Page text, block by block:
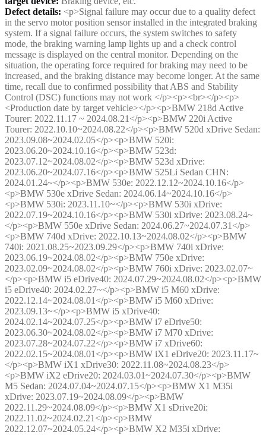
Defect details: <p>Signal failure may occur due to a quality defect
in the servo motor position sensor installed in the integrated braking
system. If a signal failure occurs, the system switches to safety
mode, the braking warning lamp lights up and a check control
message is displayed on the central monitor. Depending on the
situation, the operating force required for braking may need to be
increased, and the braking distance may become longer. At the same
time, recall due to confirmed possibility that ABS and Stability
Control (DSC) functions may not work </p><p><br></p><p>
<Production date by target vehicle></p><p>BMW 218d Active
Tourer: 2022.11.17 ~ 2024.08.21</p><p>BMW 220i Active
Tourer: 2022.10.10~2024.08.22</p><p>BMW 520d xDrive Sedan:
2023.09.08~2024.02.05</p><p>BMW 520i:
2023.06.20~2024.10.16</p><p>BMW 523d:
2023.07.12~2024.08.02</p><p>BMW 523d xDrive:
2023.06.20~2024.07.16</p><p>BMW 525Li Sedan CHN:
2024.01.24~</p><p>BMW 530e: 2022.12.12~2024.10.16</p>
<p>BMW 530e xDrive Sedan: 2024.06.14~2024.10.16</p>
<p>BMW 530i: 2023.11.10~</p><p>BMW 530i xDrive:
2022.07.19~2024.10.16</p><p>BMW 530i xDrive: 2023.08.24~
</p><p>BMW 550e xDrive Sedan: 2024.06.27~2024.07.31</p>
<p>BMW 740d xDrive: 2022.10.13~2024.08.02</p><p>BMW
740i: 2021.08.25~2023.09.29</p><p>BMW 740i xDrive:
2023.06.19~2024.08.02</p><p>BMW 750e xDrive:
2023.02.09~2024.08.02</p><p>BMW 760i xDrive: 2023.02.07~
</p><p>BMW i5 eDrive40: 2024.07.29~2024.08.02</p><p>BMW
i5 eDrive40: 2024.02.27~</p><p>BMW i5 M60 xDrive:
2022.12.14~2024.08.01</p><p>BMW i5 M60 xDrive:
2023.09.13~</p><p>BMW i5 xDrive40:
2024.02.14~2024.07.25</p><p>BMW i7 eDrive50:
2023.06.30~2024.08.02</p><p>BMW i7 M70 xDrive:
2023.07.28~2024.07.22</p><p>BMW i7 xDrive60:
2022.02.15~2024.08.01</p><p>BMW iX1 eDrive20: 2023.11.17~
</p><p>BMW iX1 xDrive30: 2022.11.08~2024.08.23</p>
<p>BMW iX2 eDrive20: 2024.03.01~2024.07.30</p><p>BMW
M5 Sedan: 2024.07.04~2024.07.15</p><p>BMW X1 M35i
xDrive: 2023.07.19~2024.08.09</p><p>BMW
2022.11.29~2024.08.09</p><p>BMW X1 sDrive20i:
2022.11.02~2024.02.21</p><p>BMW
2022.12.07~2024.05.24</p><p>BMW X2 M35i xDrive: